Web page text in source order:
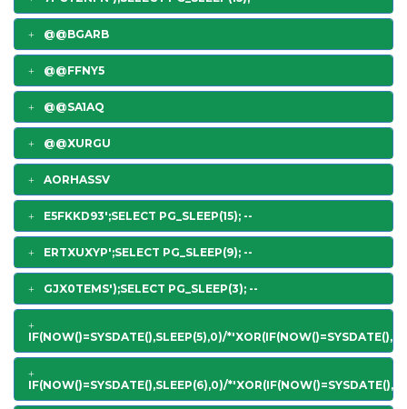
@@BGARB
@@FFNY5
@@SA1AQ
@@XURGU
AORHASSV
E5FKKD93';SELECT PG_SLEEP(15); --
ERTXUXYP';SELECT PG_SLEEP(9); --
GJX0TEMS');SELECT PG_SLEEP(3); --
IF(NOW()=SYSDATE(),SLEEP(5),0)/
IF(NOW()=SYSDATE(),SLEEP(6),0)/